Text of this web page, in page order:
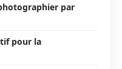
par
pour la